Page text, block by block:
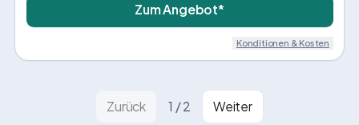
Zum Angebot*
Konditionen & Kosten
Zurück 1 /2 Weiter